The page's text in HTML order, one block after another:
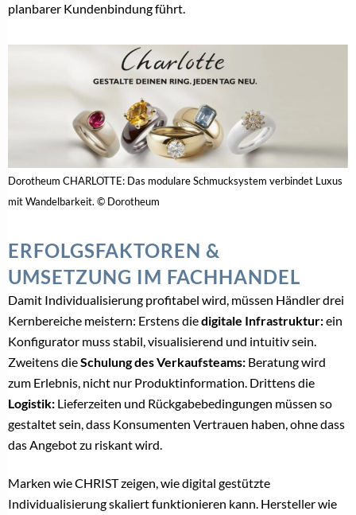
planbarer Kundenbindung führt.
Dorotheum CHARLOTTE: Das modulare Schmucksystem verbindet Luxus
mit Wandelbarkeit. © Dorotheum
ERFOLGSFAKTOREN &
UMSETZUNG IM FACHHANDEL
Damit Individualisierung profitabel wird, müssen Händler drei
Kernbereiche meistern: Erstens diedigitale Infrastruktur:ein
Konfigurator muss stabil, visualisierend und intuitiv sein.
Zweitens dieSchulung des Verkaufsteams: Beratung wird
zum Erlebnis, nicht nur Produktinformation. Drittens die
Logistik: Lieferzeiten und Rückgabebedingungen müssen so
gestaltet sein, dass Konsumenten Vertrauen haben, ohne dass
das Angebot zu riskant wird.
Marken wie CHRIST zeigen, wie digital gestützte
Individualisierung skaliert funktionieren kann. Hersteller wie